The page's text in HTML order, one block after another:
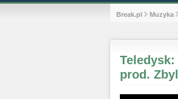
Break.pl Muzyka
Teledysk:
prod.